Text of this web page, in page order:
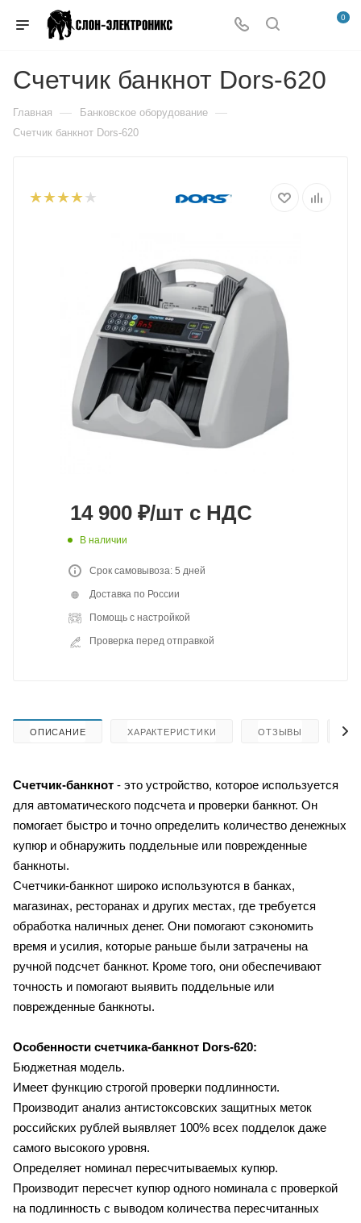
0
Счетчик банкнот Dors-620
Главная — Банковское оборудование —
Счетчик банкнот Dors-620
14 900 ₽/шт с НДС
В наличии
Срок самовывоза: 5 дней
Доставка по России
Помощь с настройкой
Проверка перед отправкой
ОПИСАНИЕ ХАРАКТЕРИСТИКИ ОТЗЫВЫ
Счетчик-банкнот - это устройство, которое используется
для автоматического подсчета и проверки банкнот. Он
помогает быстро и точно определить количество денежных
купюр и обнаружить поддельные или поврежденные
банкноты.
Счетчики-банкнот широко используются в банках,
магазинах, ресторанах и других местах, где требуется
обработка наличных денег. Они помогают сэкономить
время и усилия, которые раньше были затрачены на
ручной подсчет банкнот. Кроме того, они обеспечивают
точность и помогают выявить поддельные или
поврежденные банкноты.
Особенности счетчика-банкнот Dors-620:
Бюджетная модель.
Имеет функцию строгой проверки подлинности.
Производит анализ антистоксовских защитных меток
российских рублей выявляет 100% всех подделок даже
самого высокого уровня.
Определяет номинал пересчитываемых купюр.
Производит пересчет купюр одного номинала с проверкой
на подлинность с выводом количества пересчитанных